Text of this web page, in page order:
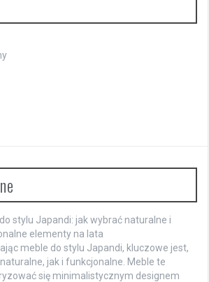
stylu Japandi: jak wybrać naturalne i
elementy na lata
meble do stylu Japandi, kluczowe jest,
jak i funkcjonalne. Meble te
się minimalistycznym designem